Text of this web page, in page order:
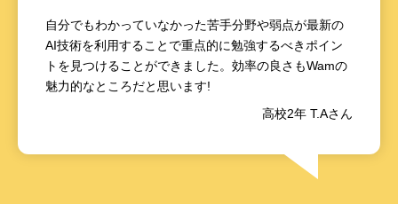
自分でもわかっていなかった苦手分野や弱点が最新の
AI技術を利用することで重点的に勉強するべきポイン
トを見つけることができました。効率の良さもWamの
魅力的なところだと思います!
高校2年 T.Aさん